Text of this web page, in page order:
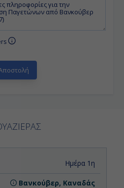
ΑΝΑΧΩΡΗΣΗ
Ημέρα 1η
Βανκούβερ, Καναδάς